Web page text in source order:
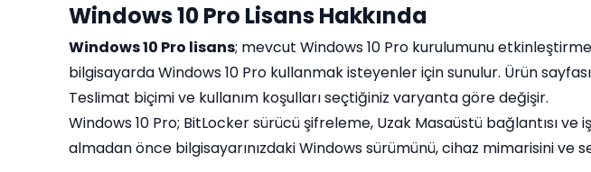
Windows 10 Pro Lisans Hakkında
Windows 10 Pro lisans; mevcut Windows 10 Pro kurulumunu
bilgisayarda Windows 10 Pro kullanmak isteyenler için sunulur. Ürün
Teslimat biçimi ve kullanım koşulları seçtiğiniz varyanta göre değişir.
Windows 10 Pro; BitLocker sürücü şifreleme, Uzak Masaüstü bağlantısı
almadan önce bilgisayarınızdaki Windows sürümünü, cihaz mimarisini